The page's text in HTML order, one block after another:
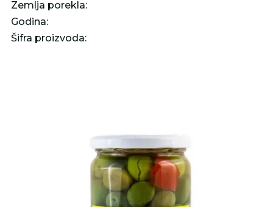
Zemlja porekla:
Godina:
Šifra proizvoda: